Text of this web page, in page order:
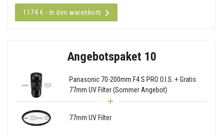
1174 € - In den warenkorb
Angebotspaket 10
Panasonic 70-200mm F4 S PRO O.I.S. + Gratis
77mm UV Filter (Sommer Angebot)
77mm UV Filter